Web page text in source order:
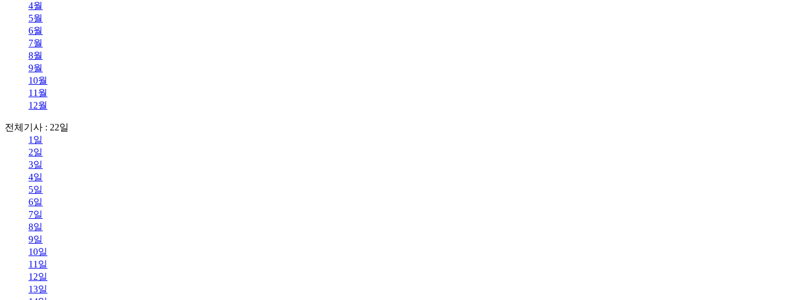
4월
5월
6월
7월
8월
9월
10월
11월
12월
전체기사 : 22일
1일
2일
3일
4일
5일
6일
7일
8일
9일
10일
11일
12일
13일